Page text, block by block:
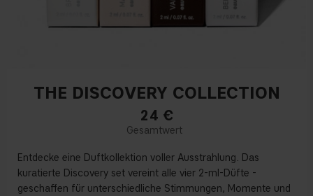
THE DISCOVERY COLLECTION
24 €
Entdecke eine Duftkollektion voller Ausstrahlung. Das
kuratierte Discovery set vereint alle vier 2-ml-Düfte -
geschaffen für unterschiedliche Stimmungen, Momente und